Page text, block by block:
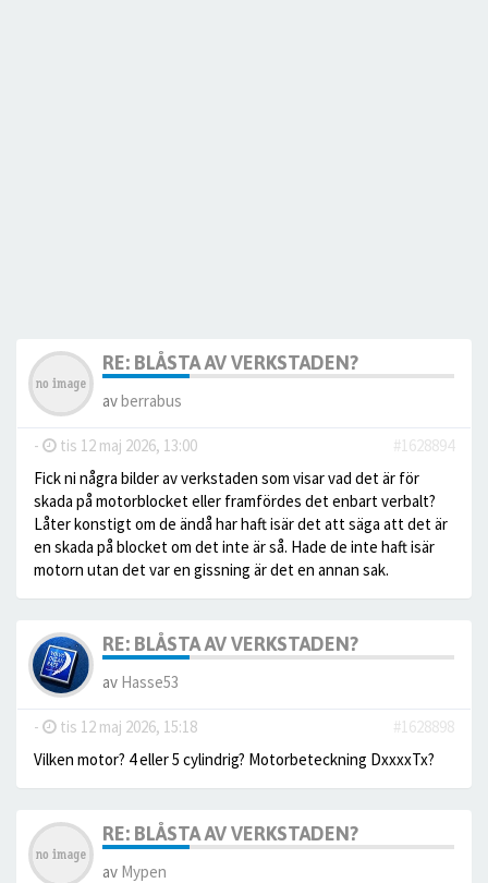
RE: BLÅSTA AV VERKSTADEN?
avberrabus
- tis 12 maj 2026, 13:00
#1628894
Fick ni några bilder av verkstaden som visar vad det är för
skada på motorblocket eller framfördes det enbart verbalt?
Låter konstigt om de ändå har haft isär det att säga att det är
en skada på blocket om det inte är så. Hade de inte haft isär
motorn utan det var en gissning är det en annan sak.
RE: BLÅSTA AV VERKSTADEN?
av Hasse53
- tis 12 maj 2026, 15:18
#1628898
Vilken motor? 4 eller 5 cylindrig? Motorbeteckning DxxxxTx?
RE: BLÅSTA AV VERKSTADEN?
av Mypen